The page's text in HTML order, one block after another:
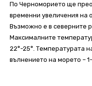
По Черноморието ще
временни увеличения на
Възможно е в северните
Максималните
22°-25°. Температурата
вълнението на морето –